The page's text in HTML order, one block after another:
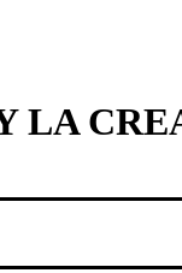
LA